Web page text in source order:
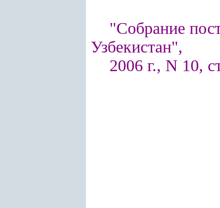
"Собрание
Узбекистан",
2006 г., N 10,